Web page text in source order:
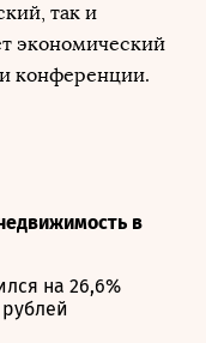
так и
экономический
конференции.
в
на 26,6%